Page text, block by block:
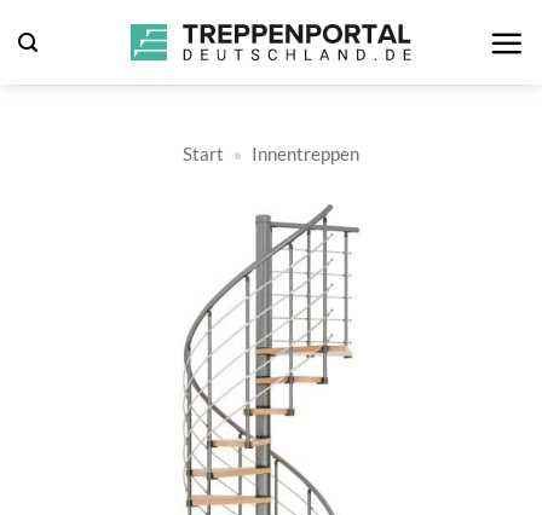
Inhalt
springen
Start » Innentreppen